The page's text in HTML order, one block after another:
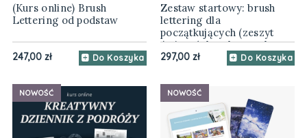
(Kurs online) Brush
Lettering od podstaw
247,00 zł Do Koszyka
Zestaw startowy: brush
lettering dla
początkujących (zeszyt
ćwiczeń, brush peny, kurs
online)
297,00 zł Do Koszyka
NOWOŚĆ NOWOŚĆ